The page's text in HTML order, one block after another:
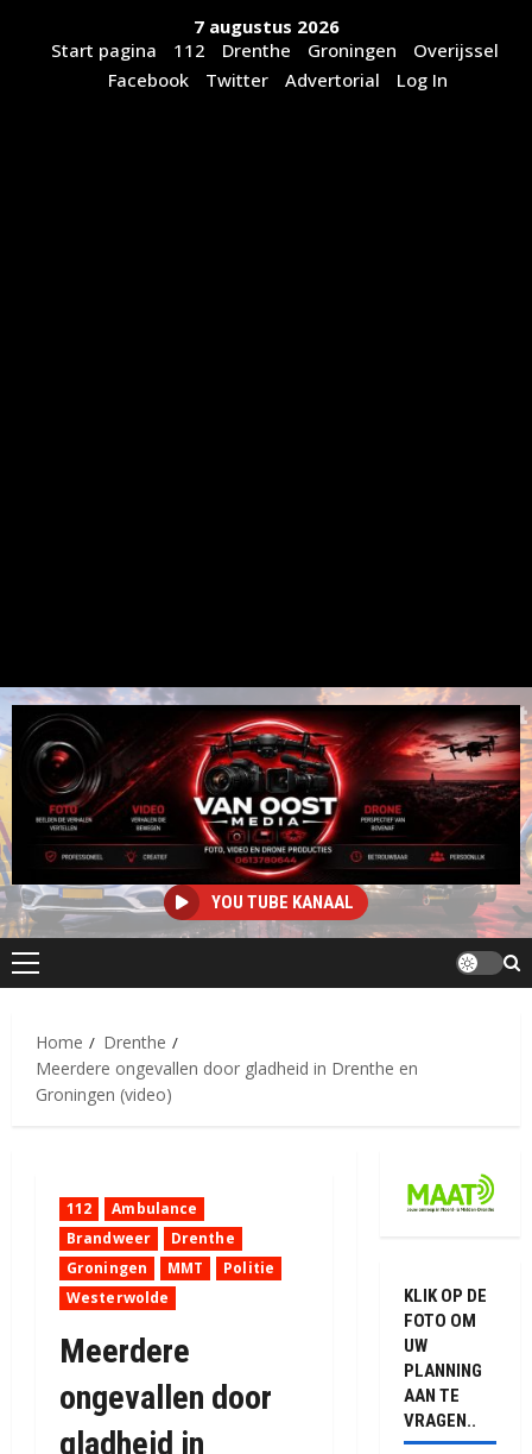
7 augustus 2026
Start pagina
112 Drenthe Groningen
Overijssel
Facebook
Twitter Advertorial Log In
YOU TUBE KANAAL
Primair
Home
Drenthe
Meerdere ongevallen door gladheid in Drenthe en
Groningen (video)
112
Ambulance
Brandweer
Drenthe
Groningen
MMT
Politie
Westerwolde
Meerdere
ongevallen door
gladheid in
KLIK OP DE
FOTO OM
UW
PLANNING
AAN TE
VRAGEN..